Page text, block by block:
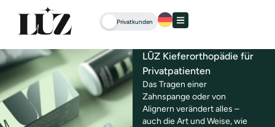
Privatkunden
LŪZ Kieferorthopädie für
Privatpatienten
Das Tragen einer
Zahnspange oder von
Alignern verändert alles –
auch die Art und Weise, wie